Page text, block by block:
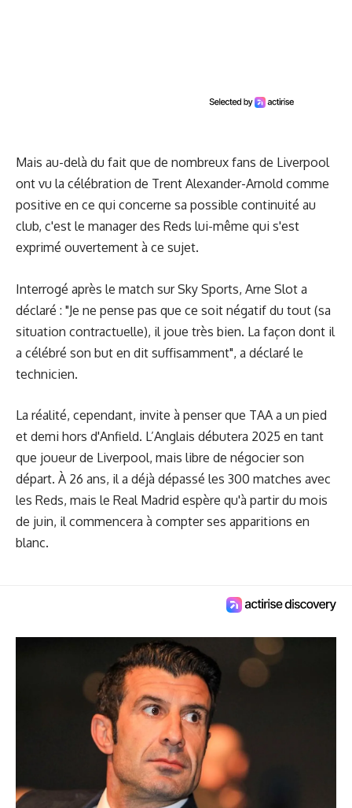
Mais au-delà du fait que de nombreux fans de Liverpool
ont vu la célébration de Trent Alexander-Arnold comme
positive en ce qui concerne sa possible continuité au
club, c'est le manager des Reds lui-même qui s'est
exprimé ouvertement à ce sujet.
Interrogé après le match sur Sky Sports, Arne Slot a
déclaré : "Je ne pense pas que ce soit négatif du tout (sa
situation contractuelle), il joue très bien. La façon dont il
a célébré son but en dit suffisamment", a déclaré le
technicien.
La réalité, cependant, invite à penser que TAA a un pied
et demi hors d'Anfield. L’Anglais débutera 2025 en tant
que joueur de Liverpool, mais libre de négocier son
départ. À 26 ans, il a déjà dépassé les 300 matches avec
les Reds, mais le Real Madrid espère qu'à partir du mois
de juin, il commencera à compter ses apparitions en
blanc.